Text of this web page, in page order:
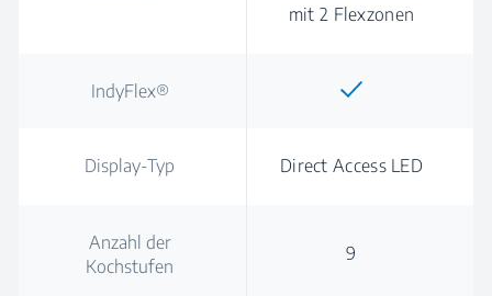
mit 2 Flexzonen
IndyFlex®
Display-Typ Direct Access LED
Anzahl der
Kochstufen
9